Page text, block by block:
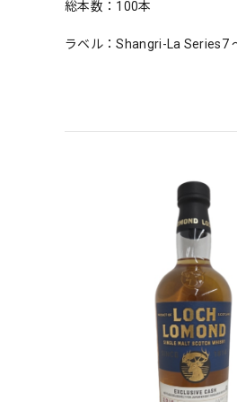
総本数：100本
ラベル：Shangri-La Series7